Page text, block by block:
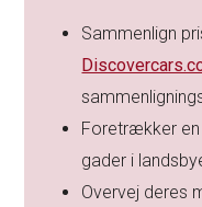
Sammenlign
Foretrækker
gader i
Overvej deres